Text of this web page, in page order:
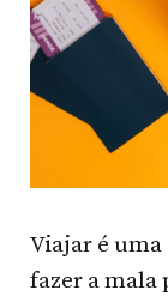
Viajar é
fazer a mala